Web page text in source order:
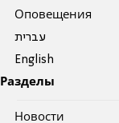
Оповещения
עברית
English
Разделы
Новости